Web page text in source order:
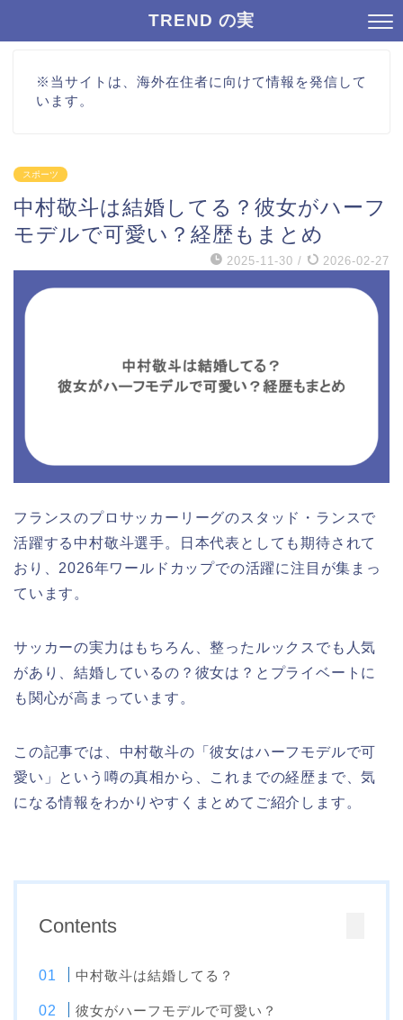
TREND の実
※当サイトは、海外在住者に向けて情報を発信して
います。
スポーツ
中村敬斗は結婚してる？彼女がハーフ
モデルで可愛い？経歴もまとめ
2025-11-30 / 2026-02-27
フランスのプロサッカーリーグのスタッド・ランスで
活躍する中村敬斗選手。日本代表としても期待されて
おり、2026年ワールドカップでの活躍に注目が集まっ
ています。
サッカーの実力はもちろん、整ったルックスでも人気
があり、結婚しているの？彼女は？とプライベートに
も関心が高まっています。
この記事では、中村敬斗の「彼女はハーフモデルで可
愛い」という噂の真相から、これまでの経歴まで、気
になる情報をわかりやすくまとめてご紹介します。
Contents
中村敬斗は結婚してる？
彼女がハーフモデルで可愛い？